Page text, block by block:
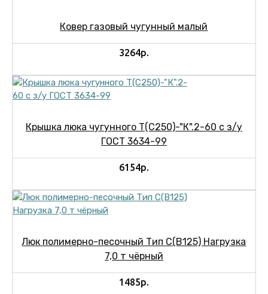
Ковер газовый чугунный малый
3264р.
Крышка люка чугунного Т(С250)-"К".2-60 с з/у
ГОСТ 3634-99
6154р.
Люк полимерно-песочный Тип С(В125) Нагрузка
7,0 т чёрный
1485р.